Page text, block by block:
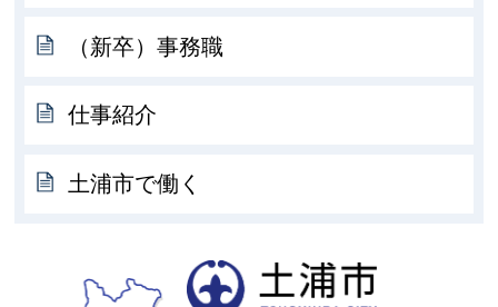
（新卒）事務職
仕事紹介
土浦市で働く